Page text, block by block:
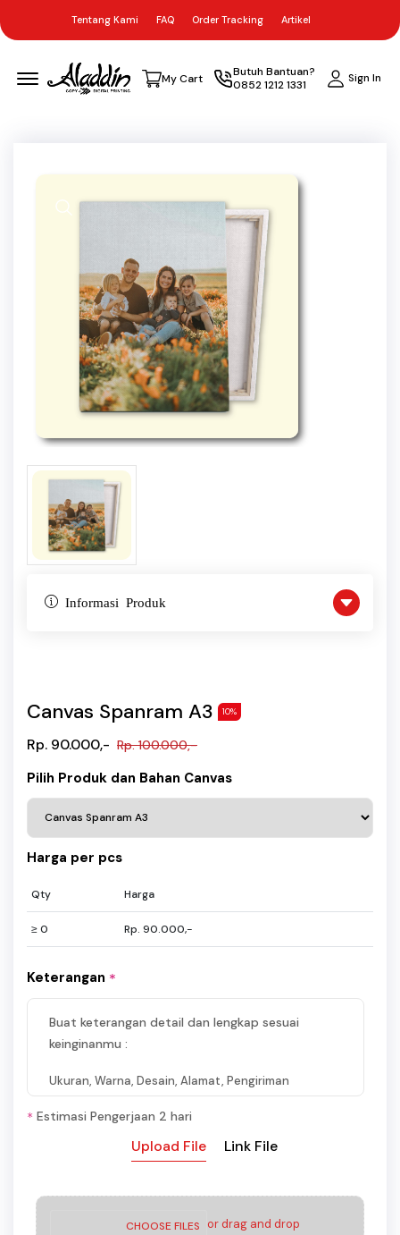
Tentang Kami FAQ Order Tracking Artikel
Menu Open
My Cart
Butuh Bantuan?
0852 1212 1331
Sign In
Informasi Produk
Canvas Spanram A3 10%
Rp. 90.000,- Rp. 100.000,-
Pilih Produk dan Bahan Canvas
Harga per pcs
Qty Harga
≥ 0 Rp. 90.000,-
Keterangan *
Buat keterangan detail dan lengkap sesuai
keinginanmu :
Ukuran, Warna, Desain, Alamat, Pengiriman
* Estimasi Pengerjaan 2 hari
Upload File Link File
CHOOSE FILES or drag and drop